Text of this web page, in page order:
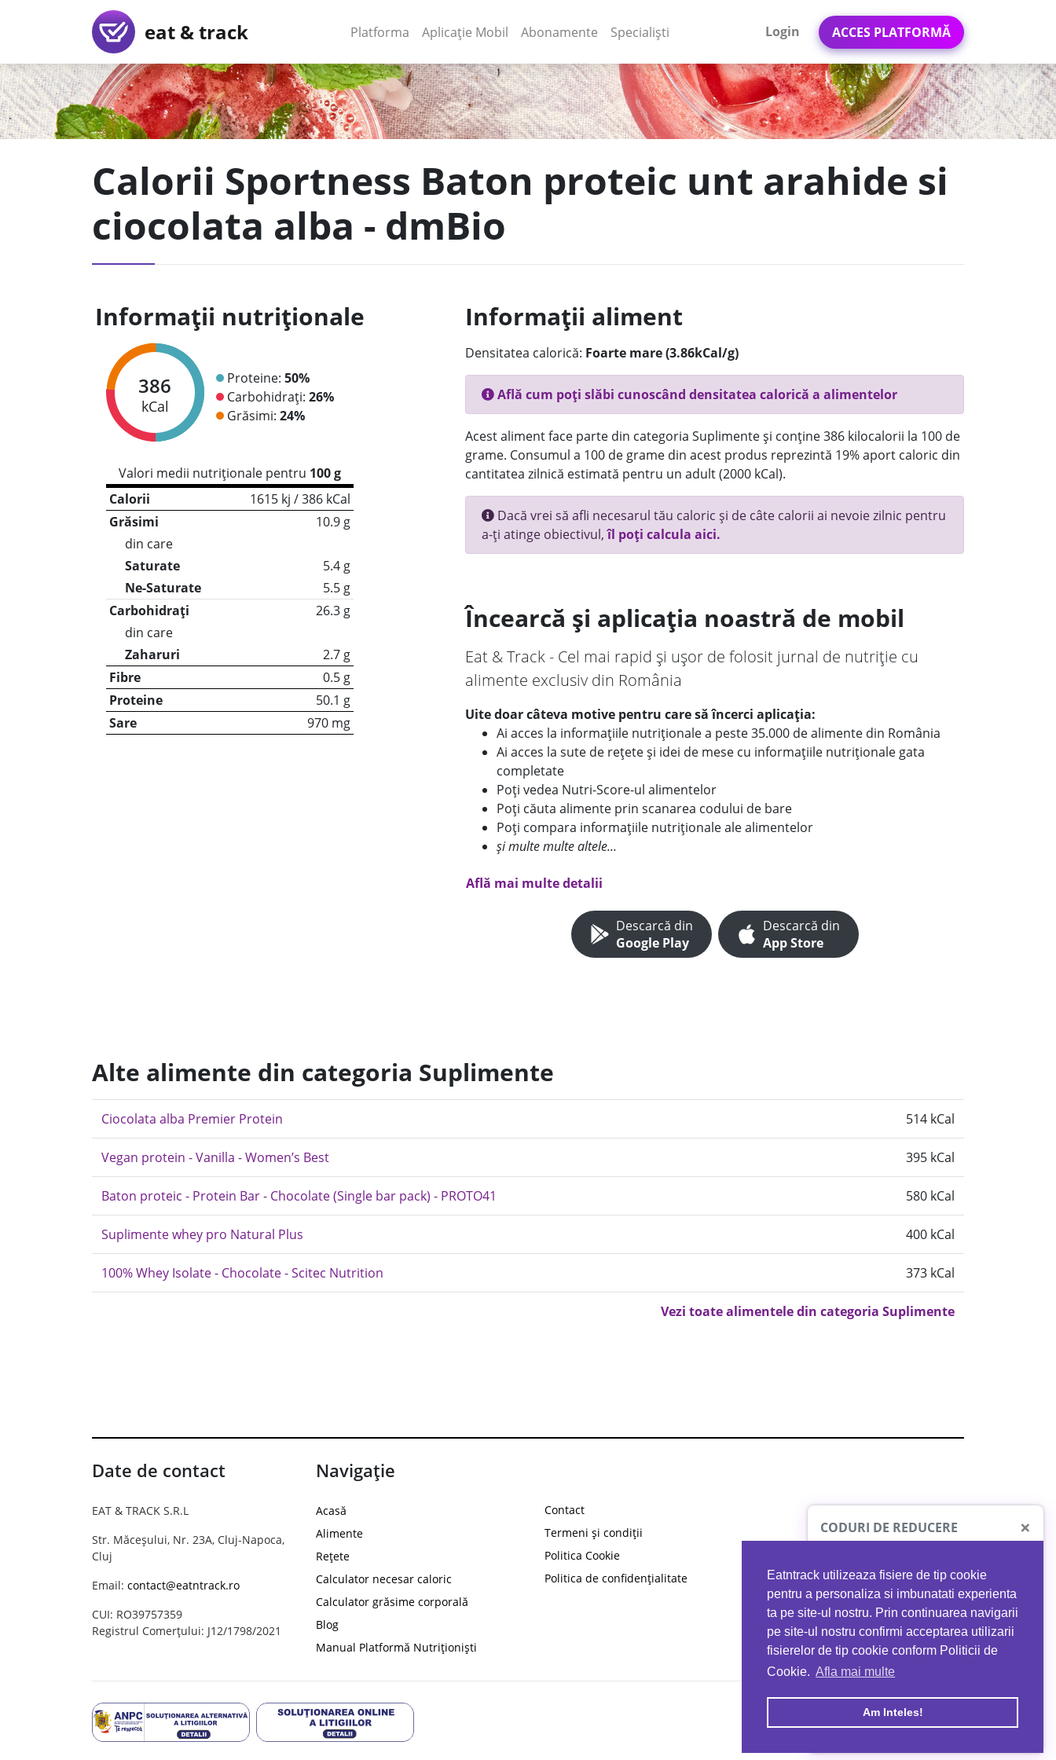
Eatntrack utilizeaza fisiere de tip cookie
pentru a personaliza si imbunatati experienta
ta pe site-ul nostru. Prin continuarea navigarii
pe site-ul nostru confirmi acceptarea utilizarii
fisierelor de tip cookie conform Politicii de
Cookie. Afla mai multe
Am Inteles!
eat & track Platforma (current)
Aplicație Mobil (current)
Abonamente Specialiști Login ACCES PLATFORMĂ
Calorii Sportness Baton proteic unt arahide si
ciocolata alba - dmBio
Informații nutriționale
386
kCal
Proteine: 50%
Carbohidrați: 26%
Grăsimi: 24%
Valori medii nutriționale pentru 100 g
Calorii
1615 kj / 386 kCal
Grăsimi
10.9 g
din care
Saturate
5.4 g
Ne-Saturate
5.5 g
Carbohidrați
26.3 g
din care
Zaharuri
2.7 g
Fibre
0.5 g
Proteine
50.1 g
Sare
970 mg
Informații aliment
Densitatea calorică: Foarte mare (3.86kCal/g)
Află cum poți slăbi cunoscând densitatea calorică a alimentelor
Acest aliment face parte din categoria Suplimente și conține 386 kilocalorii la 100 de
grame. Consumul a 100 de grame din acest produs reprezintă 19% aport caloric din
cantitatea zilnică estimată pentru un adult (2000 kCal).
Dacă vrei să afli necesarul tău caloric și de câte calorii ai nevoie zilnic pentru
a-ți atinge obiectivul,îl poți calcula aici.
Încearcă și aplicația noastră de mobil
Eat & Track - Cel mai rapid și ușor de folosit jurnal de nutriție cu
alimente exclusiv din România
Uite doar câteva motive pentru care să încerci aplicația:
Ai acces la informațiile nutriționale a peste 35.000 de alimente din România
Ai acces la sute de rețete și idei de mese cu informațiile nutriționale gata
completate
Poți vedea Nutri-Score-ul alimentelor
Poți căuta alimente prin scanarea codului de bare
Poți compara informațiile nutriționale ale alimentelor
și multe multe altele...
Află mai multe detalii
Descarcă din
Google Play
Descarcă din
App Store
Alte alimente din categoria Suplimente
Ciocolata alba Premier Protein 514 kCal
Vegan protein - Vanilla - Women’s Best 395 kCal
Baton proteic - Protein Bar - Chocolate (Single bar pack) - PROTO41 580 kCal
Suplimente whey pro Natural Plus 400 kCal
100% Whey Isolate - Chocolate - Scitec Nutrition 373 kCal
Vezi toate alimentele din categoria Suplimente
Date de contact
EAT & TRACK S.R.L
Str. Măceșului, Nr. 23A, Cluj-Napoca,
Cluj
Email: contact@eatntrack.ro
CUI: RO39757359
Registrul Comerțului: J12/1798/2021
Navigație
Acasă
Alimente
Rețete
Calculator necesar caloric
Calculator grăsime corporală
Blog
Manual Platformă Nutriționiști
Contact
Termeni și condiții
Politica Cookie
Politica de confidențialitate
CODURI DE REDUCERE ×
PROTO41
reducere la orice comandă
EATNTRACK
MYPROTEIN
Ai40%reducere la orice comandă
folosind codul EATTRACK